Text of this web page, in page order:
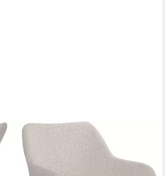
Tex zertifiziert